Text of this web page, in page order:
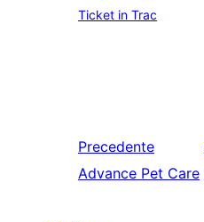
Ticket in Trac
Precedente
Advance Pet Care